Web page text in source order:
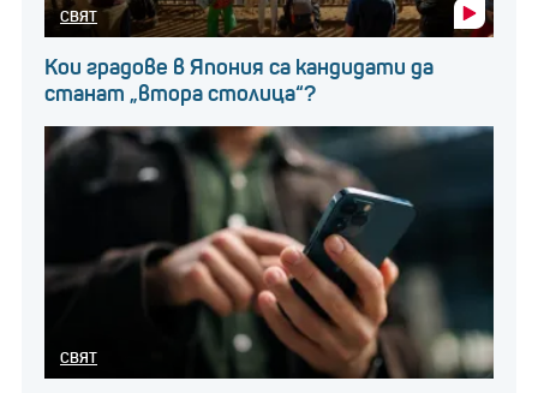
СВЯТ
Кои градове в Япония са кандидати да
станат „втора столица“?
СВЯТ